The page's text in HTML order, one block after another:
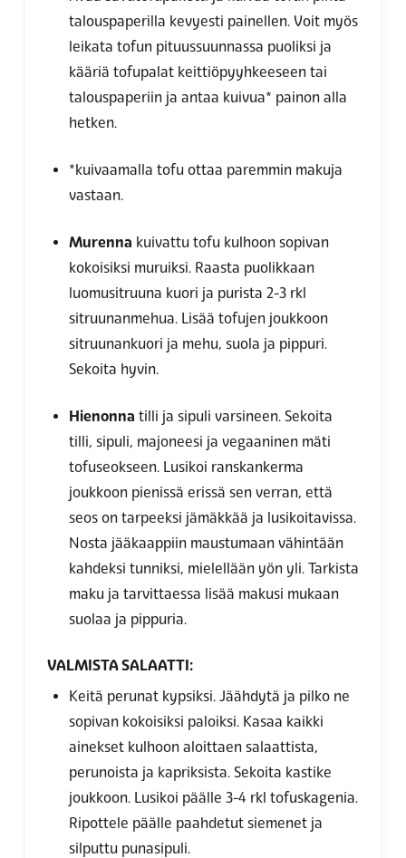
talouspaperilla kevyesti painellen. Voit myös
leikata tofun pituussuunnassa puoliksi ja
kääriä tofupalat keittiöpyyhkeeseen tai
talouspaperiin ja antaa kuivua* painon alla
hetken.
*kuivaamalla tofu ottaa paremmin makuja
vastaan.
Murenna kuivattu tofu kulhoon sopivan
kokoisiksi muruiksi. Raasta puolikkaan
luomusitruuna kuori ja purista 2-3 rkl
sitruunanmehua. Lisää tofujen joukkoon
sitruunankuori ja mehu, suola ja pippuri.
Sekoita hyvin.
Hienonna tilli ja sipuli varsineen. Sekoita
tilli, sipuli, majoneesi ja vegaaninen mäti
tofuseokseen. Lusikoi ranskankerma
joukkoon pienissä erissä sen verran, että
seos on tarpeeksi jämäkkää ja lusikoitavissa.
Nosta jääkaappiin maustumaan vähintään
kahdeksi tunniksi, mielellään yön yli. Tarkista
maku ja tarvittaessa lisää makusi mukaan
suolaa ja pippuria.
VALMISTA SALAATTI:
Keitä perunat kypsiksi. Jäähdytä ja pilko ne
sopivan kokoisiksi paloiksi. Kasaa kaikki
ainekset kulhoon aloittaen salaattista,
perunoista ja kapriksista. Sekoita kastike
joukkoon. Lusikoi päälle 3-4 rkl tofuskagenia.
Ripottele päälle paahdetut siemenet ja
silputtu punasipuli.